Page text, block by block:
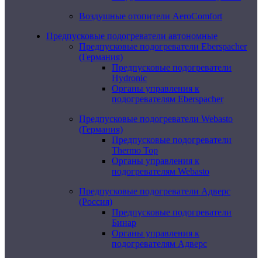
Воздушные отопители AeroComfort
Предпусковые подогреватели автономные
Предпусковые подогреватели Eberspacher
(Германия)
Предпусковые подогреватели
Hydronic
Органы управления к
подогревателям Eberspacher
Предпусковые подогреватели Webasto
(Германия)
Предпусковые подогреватели
Thermo Top
Органы управления к
подогревателям Webasto
Предпусковые подогреватели Адверс
(Россия)
Предпусковые подогреватели
Бинар
Органы управления к
подогревателям Адверс